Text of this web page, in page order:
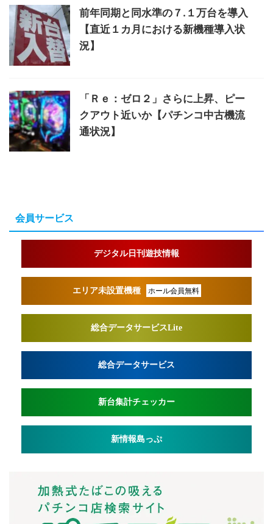
前年同期と同水準の７.１万台を導入
【直近１カ月における新機種導入状
況】
「Ｒｅ：ゼロ２」さらに上昇、ピー
クアウト近いか【パチンコ中古機流
通状況】
会員サービス
デジタル日刊遊技情報
エリア未設置機種 ホール会員無料
総合データサービスLite
総合データサービス
新台集計チェッカー
新情報島っぷ